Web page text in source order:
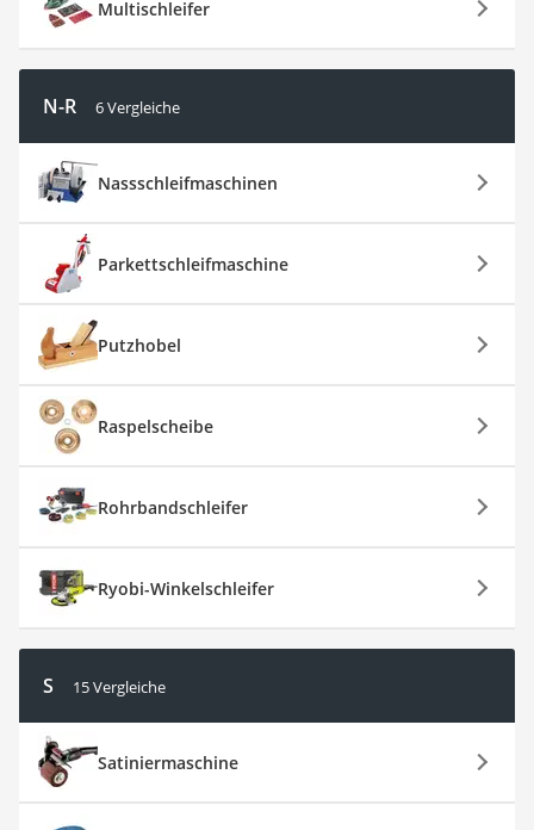
Multischleifer
N-R 6 Vergleiche
Nassschleifmaschinen
Parkettschleifmaschine
Putzhobel
Raspelscheibe
Rohrbandschleifer
Ryobi-Winkelschleifer
S 15 Vergleiche
Satiniermaschine